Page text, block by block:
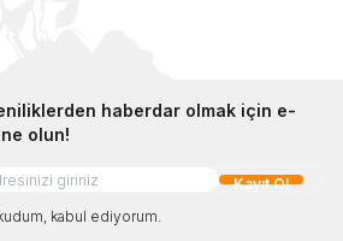
haberdar olmak için e-
olun!
Kayıt Ol
kabul ediyorum.